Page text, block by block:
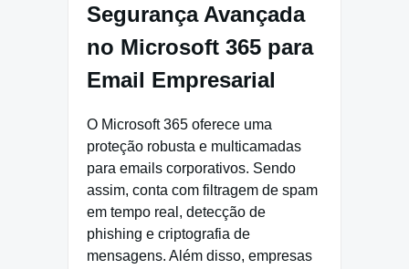
Segurança Avançada
no Microsoft 365 para
Email Empresarial
O Microsoft 365 oferece uma
proteção robusta e multicamadas
para emails corporativos. Sendo
assim, conta com filtragem de spam
em tempo real, detecção de
phishing e criptografia de
mensagens. Além disso, empresas